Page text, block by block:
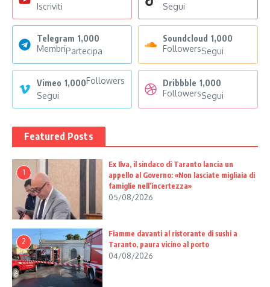
Iscriviti
Segui
Telegram 1,000
MembriPartecipa
Soundcloud 1,000
FollowersSegui
Vimeo 1,000Followers
Segui
Dribbble 1,000
FollowersSegui
Featured Posts
1
Ex Ilva, il sindaco di Taranto lancia un
appello al Governo: «Non lasciate migliaia di
famiglie nell’incertezza»
05/08/2026
2
Fiamme davanti al ristorante di sushi a
Taranto, paura vicino al porto
04/08/2026